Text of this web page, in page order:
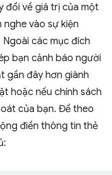
đổi về giá trị của một
vào sự kiện
các mục đích
bạn cảnh báo người
gần đây hơn giành
hoặc nếu chính sách
của bạn. Để theo
điền thông tin thẻ